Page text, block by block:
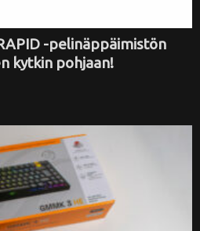
-pelinäppäimistön
kytkin pohjaan!